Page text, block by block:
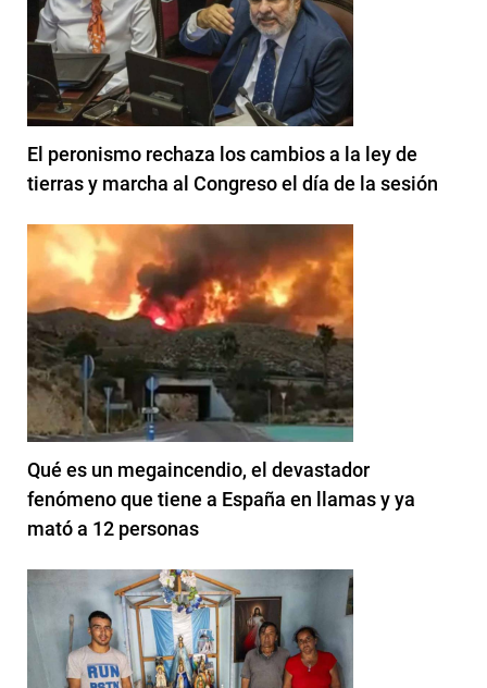
El peronismo rechaza los cambios a la ley de
tierras y marcha al Congreso el día de la sesión
Qué es un megaincendio, el devastador
fenómeno que tiene a España en llamas y ya
mató a 12 personas